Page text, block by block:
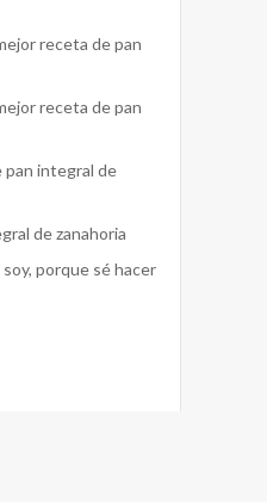
receta de pan
receta de pan
pan integral de
de zanahoria
porque sé hacer